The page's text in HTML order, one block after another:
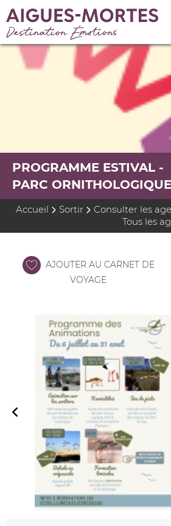
PROGRAMME ESTIVAL -
PARC ORNITHOLOGIQUE
Accueil Sortir
Consulter les
Tous les
AJOUTER AU CARNET DE
VOYAGE